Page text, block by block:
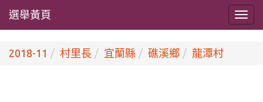
選舉黃頁
2018-11 村里長 宜蘭縣 礁溪鄉 龍潭村